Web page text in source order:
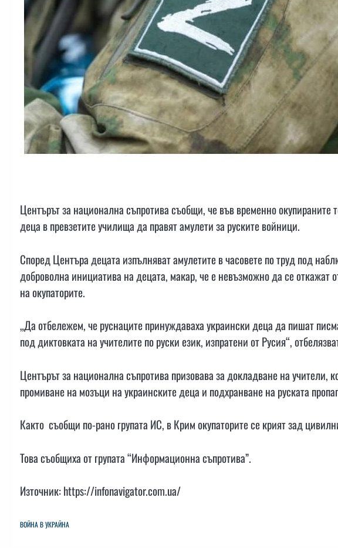
Центърът за национална съпротива съобщи, че във временно окупираните
деца в превзетите училища да правят амулети за руските войници.
Според Центъра децата изпълняват амулетите в часовете по труд под
доброволна инициатива на децата, макар, че е невъзможно да се откажат
на окупаторите.
„Да отбележем, че руснаците принуждаваха украински деца да пишат
под диктовката на учителите по руски език, изпратени от Русия“,
Центърът за национална съпротива призовава за докладване на учители,
промиване на мозъци на украинските деца и подхранване на руската
Както съобщи по-рано групата ИС, в Крим окупаторите се крият зад
Това съобщиха от групата “Информационна съпротива”.
Източник: https://infonavigator.com.ua/
ВОЙНА В УКРАЙНА